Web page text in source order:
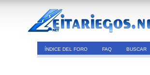
ÍNDICE DEL FORO FAQ BUSCAR